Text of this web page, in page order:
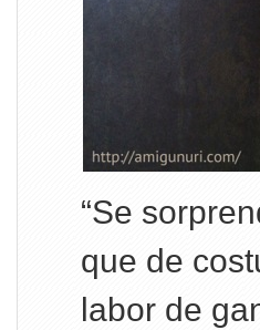
“Se
que de
labor de